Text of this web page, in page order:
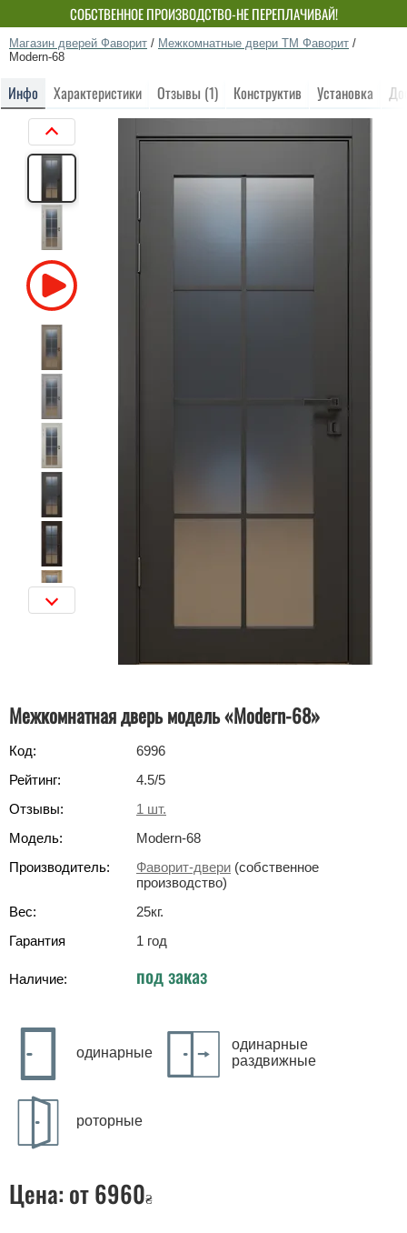
СОБСТВЕННОЕ ПРОИЗВОДСТВО-НЕ ПЕРЕПЛАЧИВАЙ!
Магазин дверей Фаворит / Межкомнатные двери ТМ Фаворит /
Modern-68
Инфо Характеристики Отзывы (1) Конструктив Установка
Межкомнатная дверь модель «Modern-68»‎
Код:
6996
Рейтинг:
4.5/5
Отзывы:
1 шт.
Модель:
Modern-68
Производитель:
Фаворит-двери (собственное
производство)
Вес:
25кг.
Гарантия
1 год
Наличие: под заказ
одинарные
одинарные
раздвижные
роторные
Цена: от 6960₴